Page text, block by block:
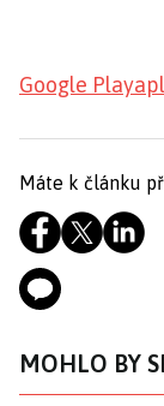
Google Play
Máte k článku
MOHLO BY